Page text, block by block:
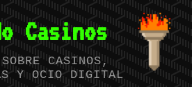
Casinos
CASINOS,
Y OCIO DIGITAL